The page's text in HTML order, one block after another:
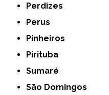
Perdizes
Perus
Pinheiros
Pirituba
Sumaré
São Domingos